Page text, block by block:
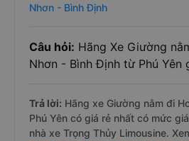
Nhơn - Bình Định
Câu hỏi: Hãng Xe Giường
Nhơn - Bình Định từ Phú Yên
Trả lời: Hãng xe Giường nằm đi
Phú Yên có giá rẻ nhất có mức
nhà xe Trọng Thủy Limousine.